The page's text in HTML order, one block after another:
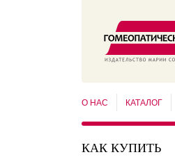
О НАС КАТАЛОГ
КАК КУПИТЬ